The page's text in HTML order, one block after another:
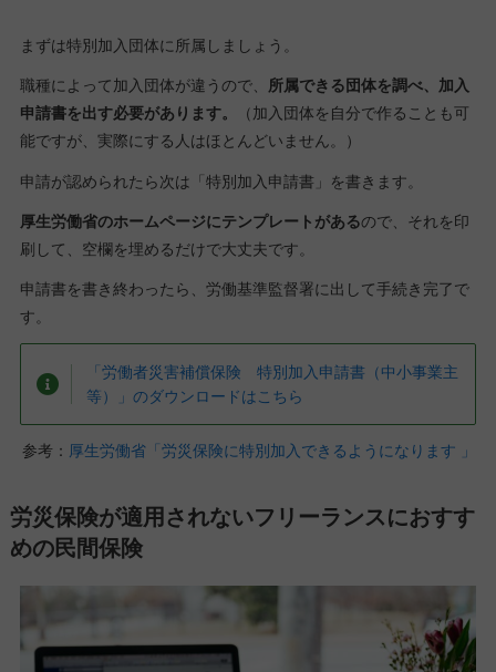
まずは特別加入団体に所属しましょう。
職種によって加入団体が違うので、 所属できる団体を調べ、加入
申請書を出す必要があります。
（加入団体を自分で作ることも可
能ですが、実際にする人はほとんどいません。）
申請が認められたら次は「特別加入申請書」を書きます。
厚生労働省のホームページにテンプレートがあるので、それを印
刷して、空欄を埋めるだけで大丈夫です。
申請書を書き終わったら、労働基準監督署に出して手続き完了で
す。
「労働者災害補償保険 特別加入申請書（中小事業主
等）」のダウンロードはこちら
参考： 厚生労働省「労災保険に特別加入できるようになります 」
労災保険が適用されないフリーランスにおすす
めの民間保険